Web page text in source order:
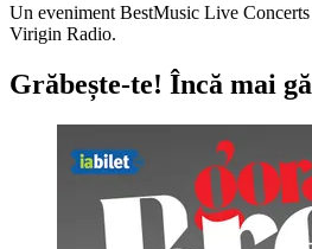
Un eveniment BestMusic Live
Virigin Radio.
Grăbește-te! Încă mai